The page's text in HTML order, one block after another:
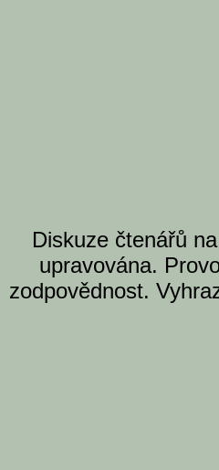
Diskuze čtenářů
upravována.
zodpovědnost.